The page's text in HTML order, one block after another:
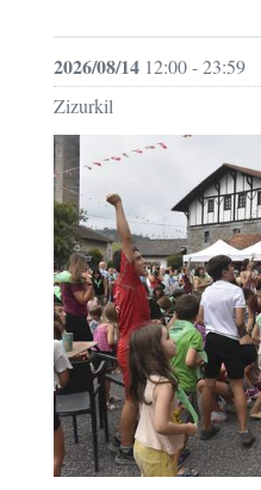
2026/08/14 12:00 - 23:59
Zizurkil